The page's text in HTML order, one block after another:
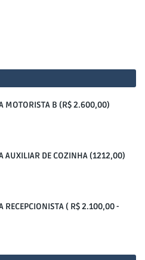
MOTORISTA B (R$ 2.600,00)
AUXILIAR DE COZINHA (1212,00)
RECEPCIONISTA ( R$ 2.100,00 -